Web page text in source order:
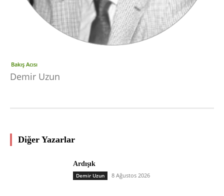
Bakış Acısı
Demir Uzun
Diğer Yazarlar
Ardışık
Demir Uzun 8 Ağustos 2026